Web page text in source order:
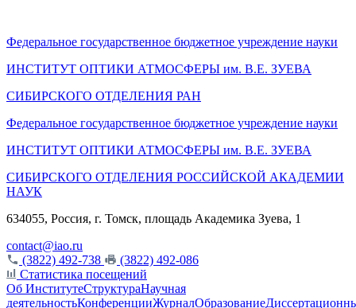
Федеральное государственное бюджетное учреждение науки
ИНСТИТУТ ОПТИКИ АТМОСФЕРЫ им. В.Е. ЗУЕВА
СИБИРСКОГО ОТДЕЛЕНИЯ РАН
Федеральное государственное бюджетное учреждение науки
ИНСТИТУТ ОПТИКИ АТМОСФЕРЫ им. В.Е. ЗУЕВА
СИБИРСКОГО ОТДЕЛЕНИЯ РОССИЙСКОЙ АКАДЕМИИ
НАУК
634055, Россия, г. Томск, площадь Академика Зуева, 1
contact@iao.ru
(3822) 492-738
(3822) 492-086
Статистика посещений
Об ИнститутеСтруктураНаучная
деятельностьКонференцииЖурналОбразование